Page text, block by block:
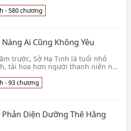
Tử Thất
- 580 chương
Ai Cũng Không Yêu
trước, Sở Hạ Tinh là tuổi nhỏ
tài hoa hơn người thanh niên nữ
Giang Nguyệt Niên Niên
- 93 chương
Diện Dưỡng Thê Hằng